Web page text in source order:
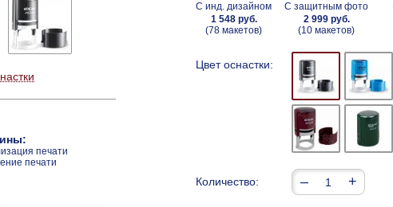
С инд. дизайном
1 548 руб.
(78 макетов)
С защитным фото
2 999 руб.
(10 макетов)
Цвет оснастки:
Количество: – +
печати
печати